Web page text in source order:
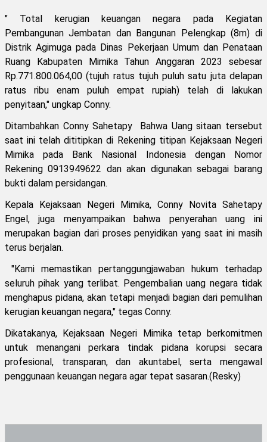
" Total kerugian keuangan negara pada Kegiatan
Pembangunan Jembatan dan Bangunan Pelengkap (8m) di
Distrik Agimuga pada Dinas Pekerjaan Umum dan Penataan
Ruang Kabupaten Mimika Tahun Anggaran 2023 sebesar
Rp.771.800.064,00 (tujuh ratus tujuh puluh satu juta delapan
ratus ribu enam puluh empat rupiah) telah di lakukan
penyitaan," ungkap Conny.
Ditambahkan Conny Sahetapy Bahwa Uang sitaan tersebut
saat ini telah dititipkan di Rekening titipan Kejaksaan Negeri
Mimika pada Bank Nasional Indonesia dengan Nomor
Rekening 0913949622 dan akan digunakan sebagai barang
bukti dalam persidangan.
Kepala Kejaksaan Negeri Mimika, Conny Novita Sahetapy
Engel, juga menyampaikan bahwa penyerahan uang ini
merupakan bagian dari proses penyidikan yang saat ini masih
terus berjalan.
"Kami memastikan pertanggungjawaban hukum terhadap
seluruh pihak yang terlibat. Pengembalian uang negara tidak
menghapus pidana, akan tetapi menjadi bagian dari pemulihan
kerugian keuangan negara," tegas Conny.
Dikatakanya, Kejaksaan Negeri Mimika tetap berkomitmen
untuk menangani perkara tindak pidana korupsi secara
profesional, transparan, dan akuntabel, serta mengawal
penggunaan keuangan negara agar tepat sasaran.(Resky)